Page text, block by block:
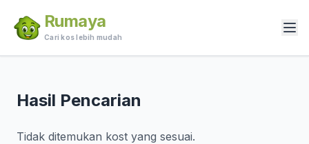
Rumaya
Cari kos lebih mudah
Hasil Pencarian
Tidak ditemukan kost yang sesuai.